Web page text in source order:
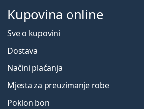
Kupovina online
Sve o kupovini
Dostava
Načini plaćanja
Mjesta za preuzimanje robe
Poklon bon